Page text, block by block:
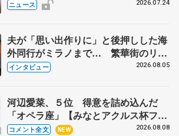
んが撮影
ニュース 2026.07.24
夫が「思い出作りに」と後押しした海
外同行がミラノまで… 繁華街のリン
クでは不良のお兄さんも味方に 小林
インタビュー 2026.08.05
河辺愛菜、５位 得意を詰め込んだ
「オペラ座」【みなとアクルス杯フリ
ー】
コメント全文 NEW 2026.08.08